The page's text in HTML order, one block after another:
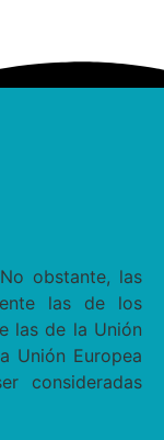
obstante, las
las de los
las de la Unión
Unión Europea
consideradas